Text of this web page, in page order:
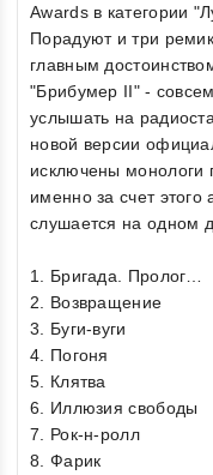
Awards в категории
Порадуют и три
главным
"Брибумер II" -
услышать на
новой версии
исключены монологи
именно за счет
слушается на одном
1. Бригада. Пролог…
2. Возвращение
3. Буги-вуги
4. Погоня
5. Клятва
6. Иллюзия свободы
7. Рок-н-ролл
8. Фарик